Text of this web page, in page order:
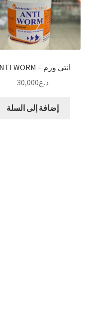
انتي ورم – ANTI WORM
د.ع30,000
إضافة إلى السلة